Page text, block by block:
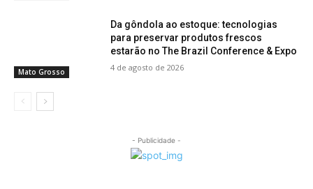
Mato Grosso
Da gôndola ao estoque: tecnologias
para preservar produtos frescos
estarão no The Brazil Conference & Expo
4 de agosto de 2026
- Publicidade -